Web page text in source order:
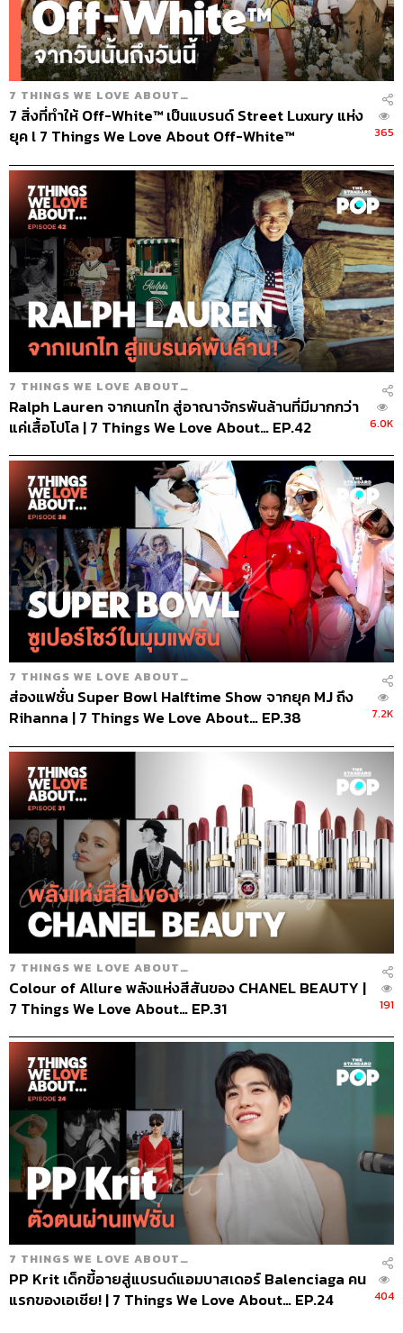
7 THINGS WE LOVE ABOUT…
7 สิ่งที่ทำให้ Off-White™ เป็นแบรนด์ Street Luxury แห่ง
ยุค l 7 Things We Love About Off-White™
365
7 THINGS WE LOVE ABOUT…
Ralph Lauren จากเนกไท สู่อาณาจักรพันล้านที่มีมากกว่า
แค่เสื้อโปโล | 7 Things We Love About… EP.42
6.0K
7 THINGS WE LOVE ABOUT…
ส่องแฟชั่น Super Bowl Halftime Show จากยุค MJ ถึง
Rihanna | 7 Things We Love About… EP.38
7.2K
7 THINGS WE LOVE ABOUT…
Colour of Allure พลังแห่งสีสันของ CHANEL BEAUTY |
7 Things We Love About… EP.31
191
7 THINGS WE LOVE ABOUT…
PP Krit เด็กขี้อายสู่แบรนด์แอมบาสเดอร์ Balenciaga คน
แรกของเอเชีย! | 7 Things We Love About… EP.24
404